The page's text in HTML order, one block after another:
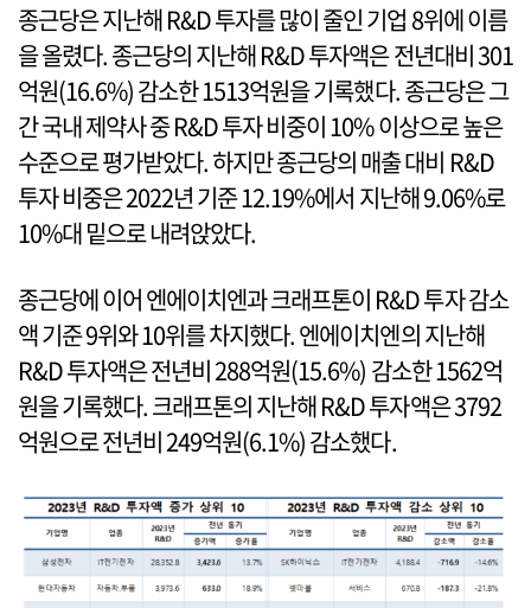
종근당은 지난해 R&D 투자를 많이 줄인 기업 8위에 이름
을 올렸다. 종근당의 지난해 R&D 투자액은 전년대비 301
억원(16.6%) 감소한 1513억원을 기록했다. 종근당은 그
간 국내 제약사 중 R&D 투자 비중이 10% 이상으로 높은
수준으로 평가받았다. 하지만 종근당의 매출 대비 R&D
투자 비중은 2022년 기준 12.19%에서 지난해 9.06%로
10%대 밑으로 내려앉았다.
종근당에 이어 엔에이치엔과 크래프톤이 R&D 투자 감소
액 기준 9위와 10위를 차지했다. 엔에이치엔의 지난해
R&D 투자액은 전년비 288억원(15.6%) 감소한 1562억
원을 기록했다. 크래프톤의 지난해 R&D 투자액은 3792
억원으로 전년비 249억원(6.1%) 감소했다.